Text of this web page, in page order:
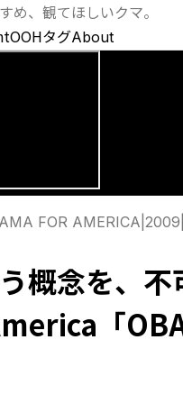
め、観てほしいクマ。
OOHタグAbout
FOR AMERICA 2009
概念を、
「